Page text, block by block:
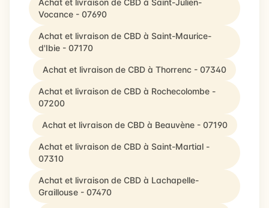
Achat et livraison de CBD à Saint-Julien-
Vocance - 07690
Achat et livraison de CBD à Saint-Maurice-
d'Ibie - 07170
Achat et livraison de CBD à Thorrenc - 07340
Achat et livraison de CBD à Rochecolombe -
07200
Achat et livraison de CBD à Beauvène - 07190
Achat et livraison de CBD à Saint-Martial -
07310
Achat et livraison de CBD à Lachapelle-
Graillouse - 07470